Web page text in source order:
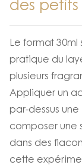
des
Le format
pratique du
plusieurs
Appliquer un
par-dessus
composer une
dans des
cette